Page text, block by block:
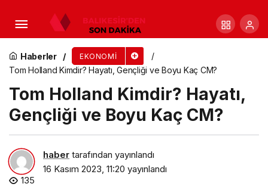
Haberler EKONOMI
Tom Holland Kimdir? Hayatı, Gençliği ve Boyu Kaç CM?
Tom Holland Kimdir? Hayatı,
Gençliği ve Boyu Kaç CM?
haber tarafından yayınlandı
16 Kasım 2023, 11:20 yayınlandı
135
Finansman İhtiyacımı Nasıl Karşılarım?